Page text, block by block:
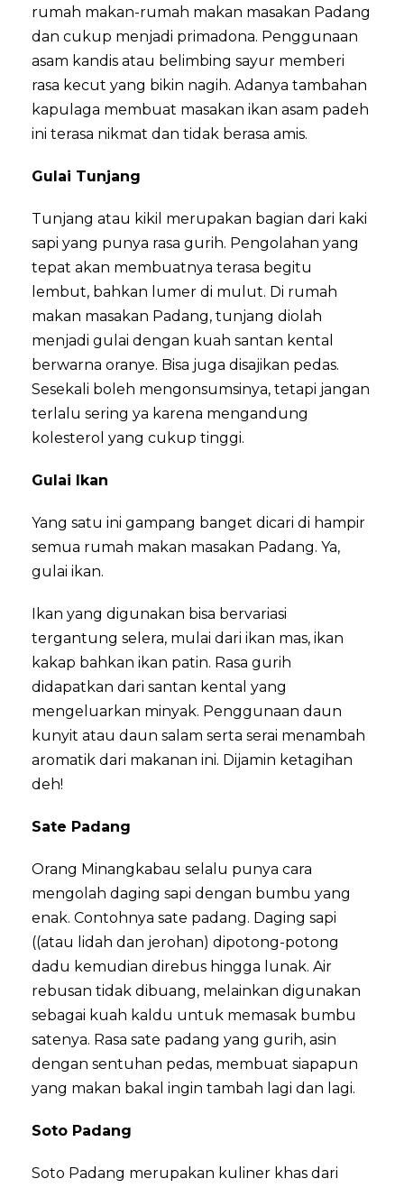
rumah makan-rumah makan masakan Padang
dan cukup menjadi primadona. Penggunaan
asam kandis atau belimbing sayur memberi
rasa kecut yang bikin nagih. Adanya tambahan
kapulaga membuat masakan ikan asam padeh
ini terasa nikmat dan tidak berasa amis.
Gulai Tunjang
Tunjang atau kikil merupakan bagian dari kaki
sapi yang punya rasa gurih. Pengolahan yang
tepat akan membuatnya terasa begitu
lembut, bahkan lumer di mulut. Di rumah
makan masakan Padang, tunjang diolah
menjadi gulai dengan kuah santan kental
berwarna oranye. Bisa juga disajikan pedas.
Sesekali boleh mengonsumsinya, tetapi jangan
terlalu sering ya karena mengandung
kolesterol yang cukup tinggi.
Gulai Ikan
Yang satu ini gampang banget dicari di hampir
semua rumah makan masakan Padang. Ya,
gulai ikan.
Ikan yang digunakan bisa bervariasi
tergantung selera, mulai dari ikan mas, ikan
kakap bahkan ikan patin. Rasa gurih
didapatkan dari santan kental yang
mengeluarkan minyak. Penggunaan daun
kunyit atau daun salam serta serai menambah
aromatik dari makanan ini. Dijamin ketagihan
deh!
Sate Padang
Orang Minangkabau selalu punya cara
mengolah daging sapi dengan bumbu yang
enak. Contohnya sate padang. Daging sapi
((atau lidah dan jerohan) dipotong-potong
dadu kemudian direbus hingga lunak. Air
rebusan tidak dibuang, melainkan digunakan
sebagai kuah kaldu untuk memasak bumbu
satenya. Rasa sate padang yang gurih, asin
dengan sentuhan pedas, membuat siapapun
yang makan bakal ingin tambah lagi dan lagi.
Soto Padang
Soto Padang merupakan kuliner khas dari